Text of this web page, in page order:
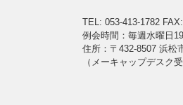
TEL: 053-413-1782
例会時間：毎週水曜日
住所：〒432-8507 浜松
（メーキャップデスク